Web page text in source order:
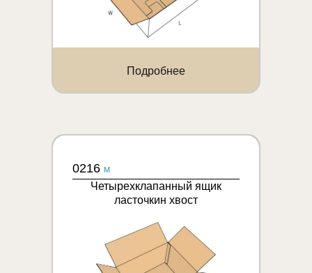
Подробнее
0216 M
Четырехклапанный ящик
ласточкин хвост